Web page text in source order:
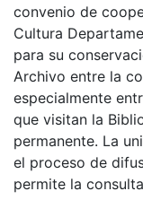
convenio de
Cultura
para su
Archivo entre la
especialmente
que visitan la
permanente. La
el proceso de
permite la